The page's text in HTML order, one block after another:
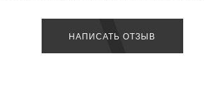
НАПИСАТЬ ОТЗЫВ